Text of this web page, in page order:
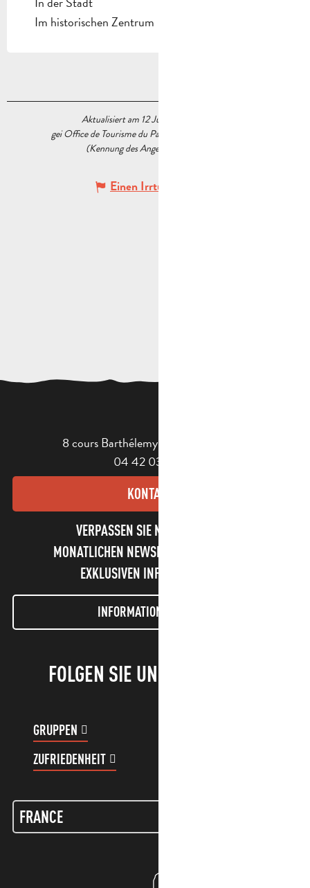
Im historischen Zentrum
Aktualisiert am 12 Juni 2026 Um 17:12
gei Office de Tourisme du Pays d’Aubagne et de l’Étoile
(Kennung des Angebots :
Einen Irrtum angeben
8 cours Barthélemy - 13400 Aubagne
04 42 03 49 98
KONTAKT
VERPASSEN SIE NICHT UNSEREN
MONATLICHEN NEWSLETTER UND UNSERE
EXKLUSIVEN INFORMATIONEN!
INFORMATIONEN LETTER
FOLGEN SIE UNS!
GRUPPEN
ZUFRIEDENHEIT